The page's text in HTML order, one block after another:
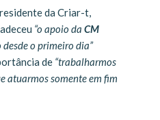
da Criar-t,
“o apoio da CM
o primeiro dia”
de “trabalharmos
atuarmos somente em fim